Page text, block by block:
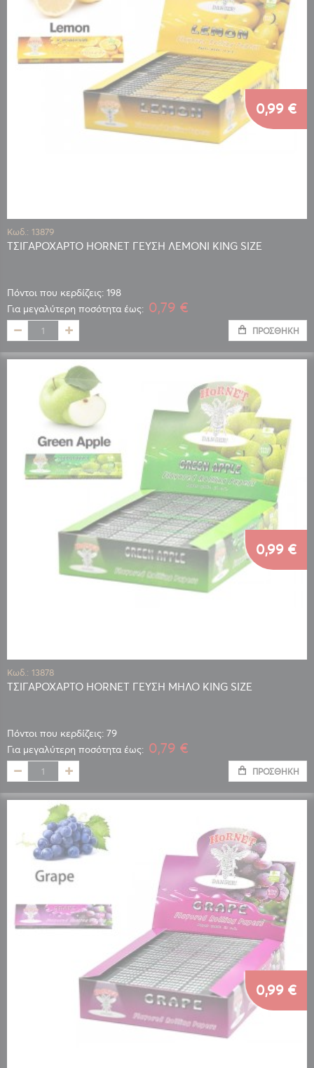
Κωδ.: 13879
ΤΣΙΓΑΡΟΧΑΡΤΟ HORNET ΓΕΥΣΗ ΛΕΜΟΝΙ KING SIZE
Πόντοι που κερδίζεις: 198
0,99 €
Για μεγαλύτερη ποσότητα έως: 0,79 €
ΠΡΟΣΘΉΚΗ
Κωδ.: 13878
ΤΣΙΓΑΡΟΧΑΡΤΟ HORNET ΓΕΥΣΗ ΜΗΛΟ KING SIZE
Πόντοι που κερδίζεις: 79
0,99 €
Για μεγαλύτερη ποσότητα έως: 0,79 €
ΠΡΟΣΘΉΚΗ
0,99 €